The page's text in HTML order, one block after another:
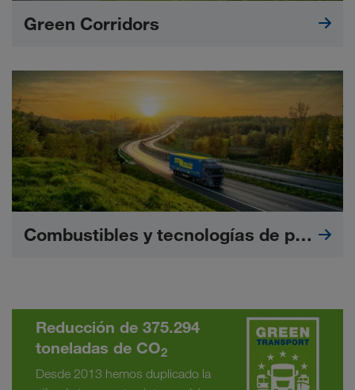
Green Corridors
Combustibles y tecnologías de propulsión alternativas
Reducción de 375.294
toneladas de CO2
Desde 2013 hemos duplicado la